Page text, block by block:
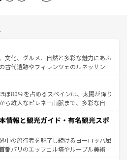
文化、グルメ、自然と多彩な魅力にあふ
の古代遺跡やフィレンツェのルネッサンス
の美しい田園風景やアマルフィ海岸の絶
も見逃せない。観光の合間には、本場の
、絶品のイタリア料理を堪能することも
リアで、忘れられない旅をしてみよう！
リア情報は
ぼ80％を占めるスペインは、太陽が降り
ら雄大なピレネー山脈まで、多彩な自然
国では、情熱的なフラメンコ、熱気あふ
美味しいタパスが生活の一部となってい
ドの洗練された雰囲気や、バルセロナの
角から、地方では古代ローマ遺跡や中世
情報と観光ガイド・有名観光スポ
中の旅行者を魅了し続けるヨーロッパ屈
都パリのエッフェル塔やルーブル美術館